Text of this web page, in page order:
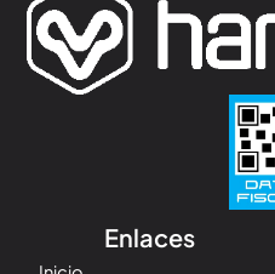
Enlaces